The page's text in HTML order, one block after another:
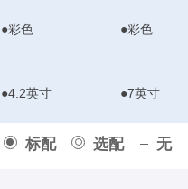
标配 选配 无
●彩色 ●彩色
●4.2英寸 ●7英寸